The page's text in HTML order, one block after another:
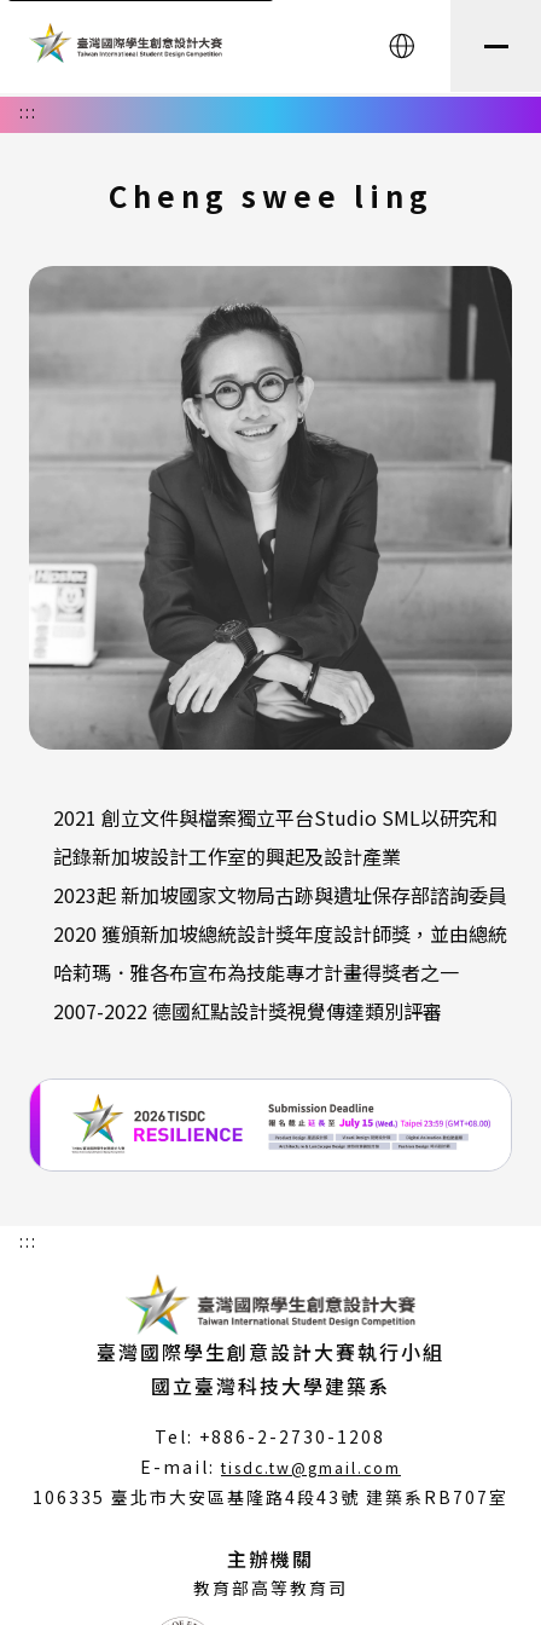
English
:::
Cheng swee ling
2021 創立文件與檔案獨立平台Studio SML以研究和
記錄新加坡設計工作室的興起及設計產業
2023起 新加坡國家文物局古跡與遺址保存部諮詢委員
2020 獲頒新加坡總統設計獎年度設計師獎，並由總統
哈莉瑪．雅各布宣布為技能專才計畫得獎者之一
2007-2022 德國紅點設計獎視覺傳達類別評審
:::
臺灣國際學生創意設計大賽執行小組
國立臺灣科技大學建築系
Tel: +886-2-2730-1208
E-mail:tisdc.tw@gmail.com
開
106335 臺北市大安區基隆路4段43號 建築系RB707室
主辦機關
教育部高等教育司